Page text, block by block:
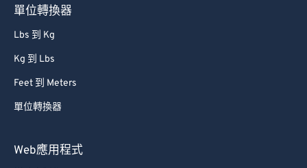
單位轉換器
Lbs 到 Kg
Kg 到 Lbs
Feet 到 Meters
單位轉換器
Web應用程式